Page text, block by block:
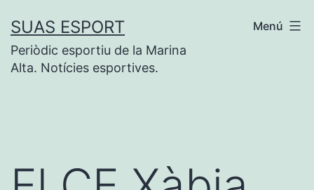
contenido
SUAS ESPORT
Periòdic esportiu de la Marina
Alta. Notícies esportives.
Menú